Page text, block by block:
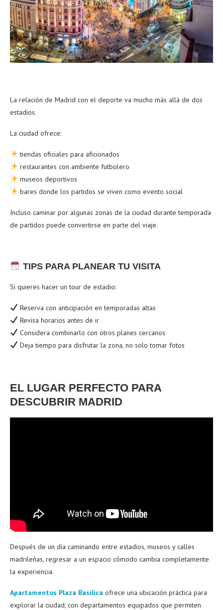
La relación de Madrid con el deporte va mucho más allá de dos
estadios.
La ciudad ofrece:
tiendas oficiales para aficionados
restaurantes con ambiente futbolero
museos deportivos
bares donde los partidos se viven como evento social
Incluso caminar por algunas zonas de la ciudad durante temporada
de partidos puede convertirse en parte del viaje.
TIPS PARA PLANEAR TU VISITA
Si quieres hacer un tour de estadio:
Reserva con anticipación en temporadas altas
Revisa horarios antes de ir
Considera combinarlo con otros planes cercanos
Deja tiempo para disfrutar la zona, no solo tomar fotos
EL LUGAR PERFECTO PARA
DESCUBRIR MADRID
Después de un día caminando entre estadios, museos y calles
madrileñas, regresar a un espacio cómodo cambia completamente
la experiencia.
Apartamentos Plaza Basílica ofrece una ubicación práctica para
explorar la ciudad, con departamentos equipados que permiten